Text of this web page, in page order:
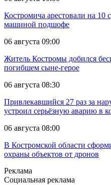
Костромича арестовали на 10
машиной подшофе
06 августа 09:00
Житель Костромы добился
погибшем сыне-герое
06 августа 08:30
Привлекавшийся 27 раз за
устроил серьёзную аварию в
06 августа 08:00
В Костромской области
охраны объектов от дронов
Реклама
Социальная реклама